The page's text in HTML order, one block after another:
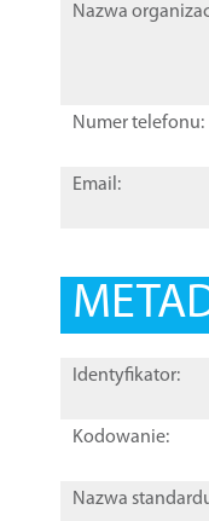
Nazwa
Numer telefonu:
Email:
Identyfikator:
Kodowanie:
Nazwa